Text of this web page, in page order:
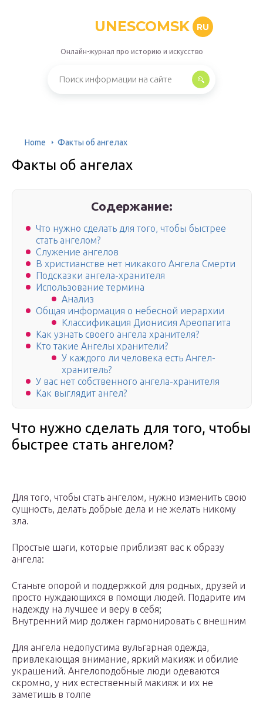
UNESCOMSK RU
Онлайн-журнал про историю и искусство
Home Факты об ангелах
Факты об ангелах
Содержание:
Что нужно сделать для того, чтобы быстрее
стать ангелом?
Служение ангелов
В христианстве нет никакого Ангела Смерти
Подсказки ангела-хранителя
Использование термина
Анализ
Общая информация о небесной иерархии
Классификация Дионисия Ареопагита
Как узнать своего ангела хранителя?
Кто такие Ангелы хранители?
У каждого ли человека есть Ангел-
хранитель?
У вас нет собственного ангела-хранителя
Как выглядит ангел?
Что нужно сделать для того, чтобы
быстрее стать ангелом?
Для того, чтобы стать ангелом, нужно изменить свою
сущность, делать добрые дела и не желать никому
зла.
Простые шаги, которые приблизят вас к образу
ангела:
Станьте опорой и поддержкой для родных, друзей и
просто нуждающихся в помощи людей. Подарите им
надежду на лучшее и веру в себя;
Внутренний мир должен гармонировать с внешним
Для ангела недопустима вульгарная одежда,
привлекающая внимание, яркий макияж и обилие
украшений. Ангелоподобные люди одеваются
скромно, у них естественный макияж и их не
заметишь в толпе